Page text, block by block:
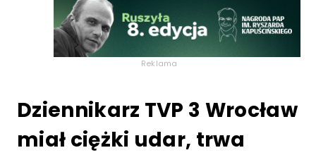
Reklama
Dziennikarz TVP 3 Wrocław
miał ciężki udar, trwa